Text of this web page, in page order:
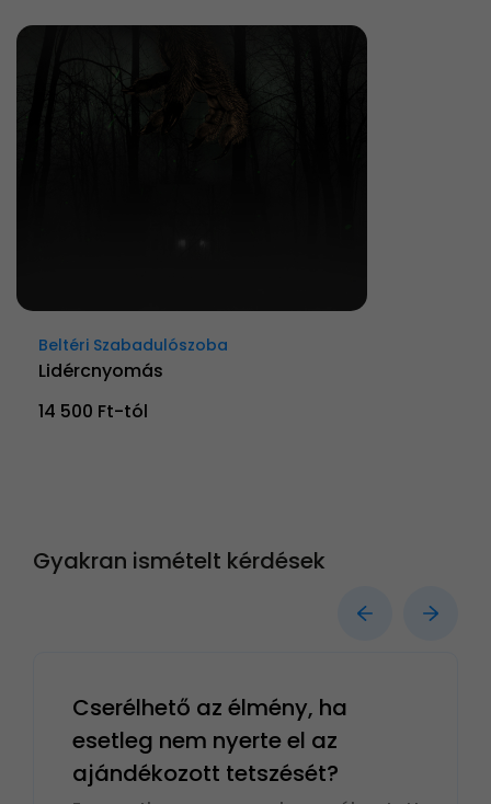
Beltéri Szabadulószoba
Lidércnyomás
14 500 Ft-tól
Gyakran ismételt kérdések
Cserélhető az élmény, ha
esetleg nem nyerte el az
ajándékozott tetszését?